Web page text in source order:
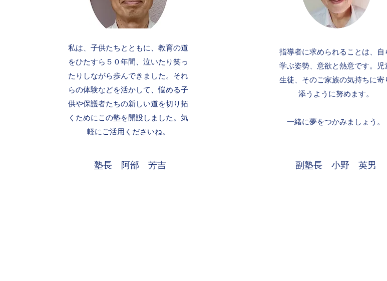
私は、子供たちとともに、教育の道
をひたすら５０年間、泣いたり笑っ
たりしながら歩んできました。それ
らの体験などを活かして、悩める子
供や保護者たちの新しい道を切り拓
くためにこの塾を開設しました。気
軽にご活用くださいね。
塾長 阿部 芳吉
指導者に求められることは、自
学ぶ姿勢、意欲と熱意です。児
生徒、そのご家族の気持ちに寄
添うように努めます。
​一緒に夢をつかみましょう。
副塾長 小野 英男